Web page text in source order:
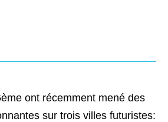
ont récemment mené des
sur trois villes futuristes: